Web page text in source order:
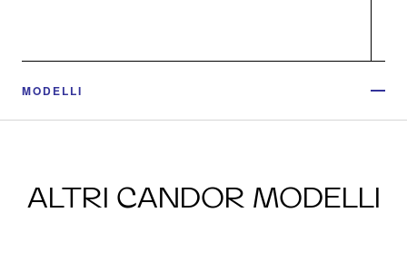
MODELLI
ALTRI CANDOR MODELLI